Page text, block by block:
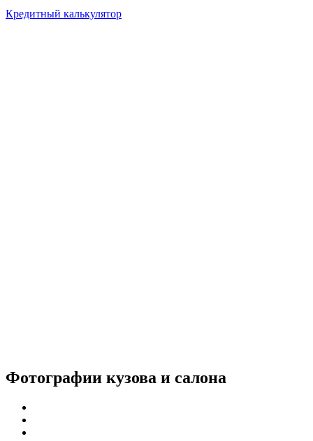
Кредитный калькулятор
Фотографии кузова и салона